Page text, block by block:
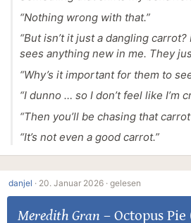
“Nothing wrong with that.”
“But isn’t it just a dangling
sees anything new in me. They
“Why’s it important for them to
“I dunno … so I don’t feel like I’m
“Then you’ll be chasing that
“It’s not even a good carrot.”
danjel · 20. Januar 2026 · gelesen
Meredith Gran – Octopus